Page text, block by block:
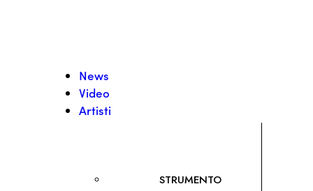
News
Video
Artisti
STRUMENTO